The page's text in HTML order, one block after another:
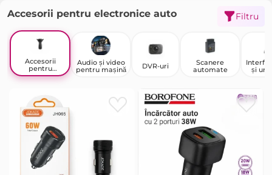
Accesorii pentru electronice auto Filtru
Accesorii
pentru
electronice
Audio și video
pentru mașină
DVR-uri
Scanere
automate
și